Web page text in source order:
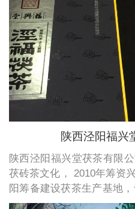
陕西泾阳福兴
陕西泾阳福兴堂茯茶有限
茯砖茶文化， 2010年筹资
阳筹备建设茯茶生产基地
注册资金300万。注册商标